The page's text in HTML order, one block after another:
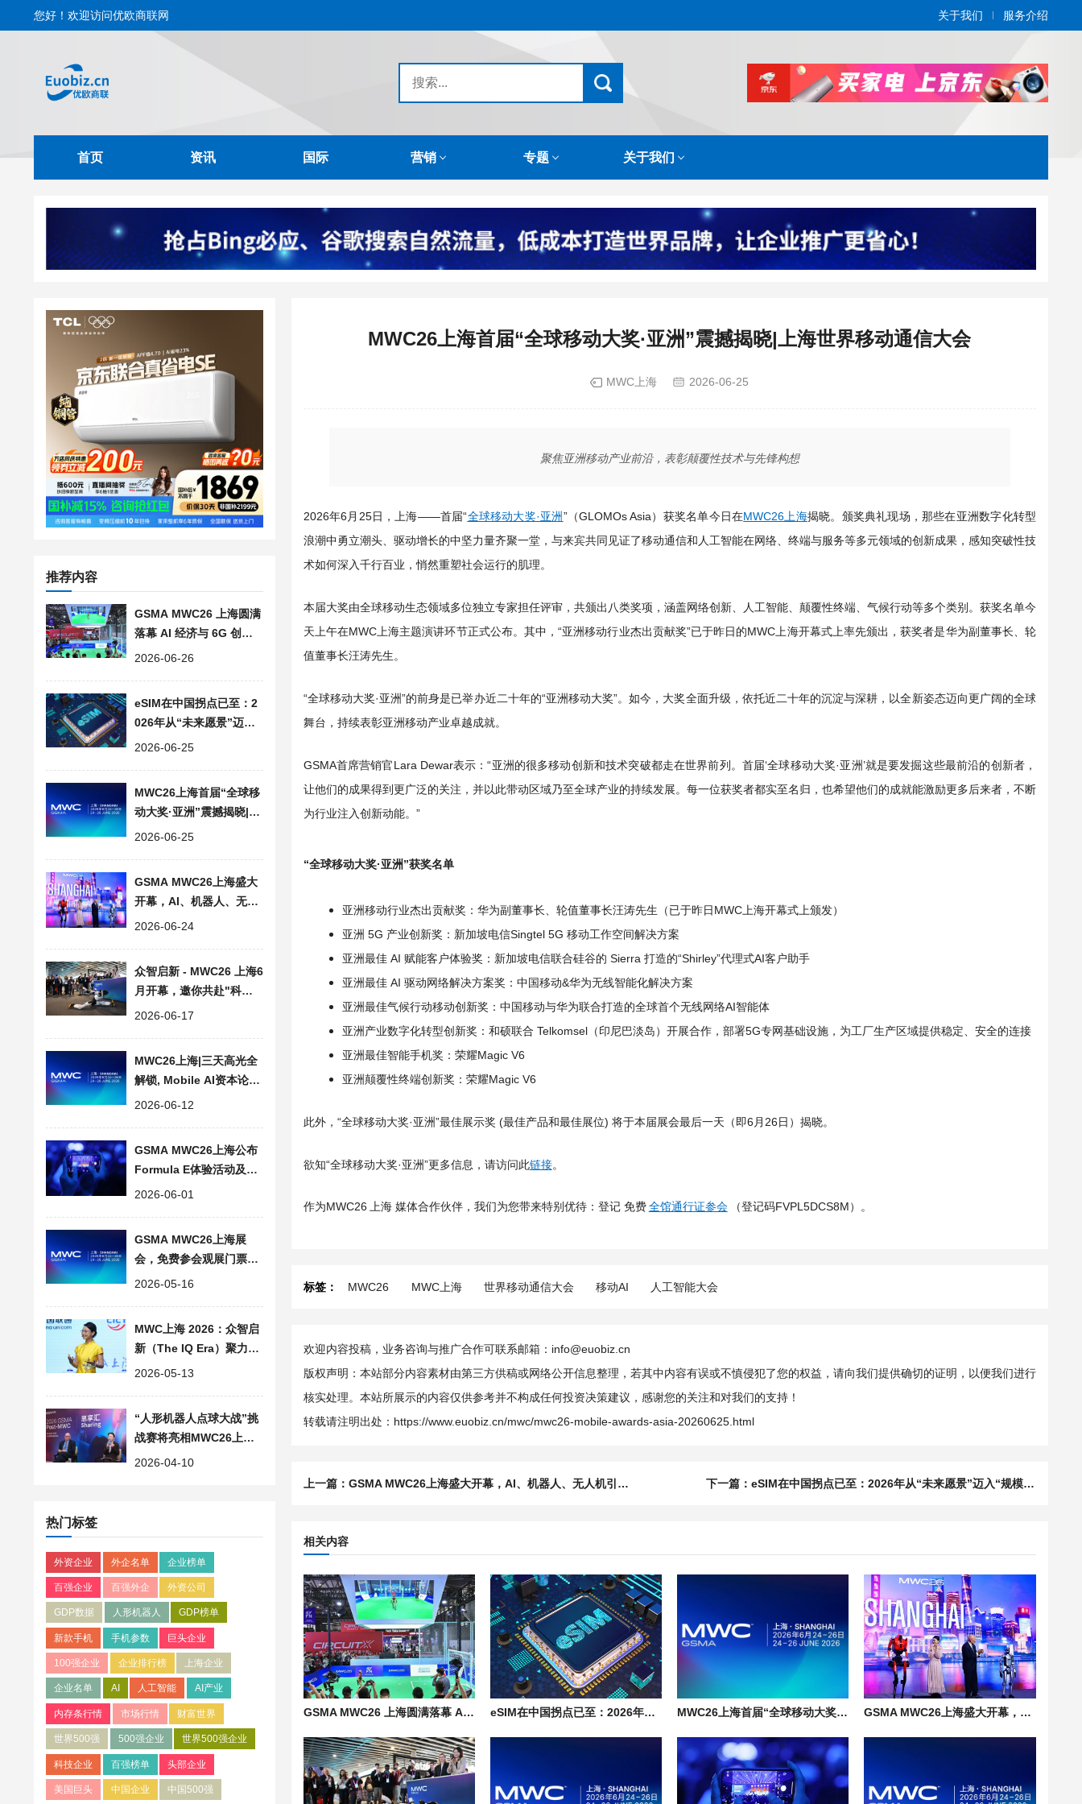
您好！欢迎访问优欧商联网 关于我们 服务介绍
首页 资讯 国际 营销 专题 关于我们
推荐内容
GSMA MWC26 上海圆满
落幕 AI 经济与 6G 创新
受到全球参会者瞩目
2026-06-26
eSIM在中国拐点已至：2
026年从“未来愿景”迈入
“规模落地”
2026-06-25
MWC26上海首届“全球移
动大奖·亚洲”震撼揭晓|上
海世界移动通信大会
2026-06-25
GSMA MWC26上海盛大
开幕，AI、机器人、无人
机引领创新浪潮
2026-06-24
众智启新 - MWC26 上海6
月开幕，邀你共赴"科技
嘉年华"
2026-06-17
MWC26上海|三天高光全
解锁, Mobile AI资本论坛
深度揭秘, 倒计时冲刺！
2026-06-12
GSMA MWC26上海公布
Formula E体验活动及全
球演讲嘉宾阵容
2026-06-01
GSMA MWC26上海展
会，免费参会观展门票登
记已开放，沉浸式体验6
2026-05-16
MWC上海 2026：众智启
新（The IQ Era）聚力产
业生态
2026-05-13
“人形机器人点球大战”挑
战赛将亮相MWC26上海,
5月31日前可报名参赛
2026-04-10
热门标签
外资企业 外企名单 企业榜单
百强企业 百强外企 外资公司
GDP数据 人形机器人 GDP榜单
新款手机 手机参数 巨头企业
100强企业 企业排行榜 上海企业
企业名单 AI 人工智能 AI产业
内存条行情 市场行情 财富世界
世界500强 500强企业 世界500强企业
科技企业 百强榜单 头部企业
美国巨头 中国企业 中国500强
MWC26上海首届“全球移动大奖·亚洲”震撼揭晓|上海世界移动通信大会
MWC上海 2026-06-25
聚焦亚洲移动产业前沿，表彰颠覆性技术与先锋构想
2026年6月25日，上海——首届“全球移动大奖·亚洲”（GLOMOs Asia）获奖名单今日在MWC26上海揭晓。颁奖典礼现场，那些在亚洲数字化转型
浪潮中勇立潮头、驱动增长的中坚力量齐聚一堂，与来宾共同见证了移动通信和人工智能在网络、终端与服务等多元领域的创新成果，感知突破性技
术如何深入千行百业，悄然重塑社会运行的肌理。
本届大奖由全球移动生态领域多位独立专家担任评审，共颁出八类奖项，涵盖网络创新、人工智能、颠覆性终端、气候行动等多个类别。获奖名单今
天上午在MWC上海主题演讲环节正式公布。其中，“亚洲移动行业杰出贡献奖”已于昨日的MWC上海开幕式上率先颁出，获奖者是华为副董事长、轮
值董事长汪涛先生。
“全球移动大奖·亚洲”的前身是已举办近二十年的“亚洲移动大奖”。如今，大奖全面升级，依托近二十年的沉淀与深耕，以全新姿态迈向更广阔的全球
舞台，持续表彰亚洲移动产业卓越成就。
GSMA首席营销官Lara Dewar表示：“亚洲的很多移动创新和技术突破都走在世界前列。首届‘全球移动大奖·亚洲’就是要发掘这些最前沿的创新者，
让他们的成果得到更广泛的关注，并以此带动区域乃至全球产业的持续发展。每一位获奖者都实至名归，也希望他们的成就能激励更多后来者，不断
为行业注入创新动能。”
“全球移动大奖·亚洲”获奖名单
亚洲移动行业杰出贡献奖：华为副董事长、轮值董事长汪涛先生（已于昨日MWC上海开幕式上颁发）
亚洲 5G 产业创新奖：新加坡电信Singtel 5G 移动工作空间解决方案
亚洲最佳 AI 赋能客户体验奖：新加坡电信联合硅谷的 Sierra 打造的“Shirley”代理式AI客户助手
亚洲最佳 AI 驱动网络解决方案奖：中国移动&华为无线智能化解决方案
亚洲最佳气候行动移动创新奖：中国移动与华为联合打造的全球首个无线网络AI智能体
亚洲产业数字化转型创新奖：和硕联合 Telkomsel（印尼巴淡岛）开展合作，部署5G专网基础设施，为工厂生产区域提供稳定、安全的连接
亚洲最佳智能手机奖：荣耀Magic V6
亚洲颠覆性终端创新奖：荣耀Magic V6
此外，“全球移动大奖·亚洲”最佳展示奖 (最佳产品和最佳展位) 将于本届展会最后一天（即6月26日）揭晓。
欲知“全球移动大奖·亚洲”更多信息，请访问此链接。
作为MWC26 上海 媒体合作伙伴，我们为您带来特别优待：登记 免费全馆通行证参会（登记码FVPL5DCS8M）。
标签： MWC26 MWC上海 世界移动通信大会 移动AI 人工智能大会
欢迎内容投稿，业务咨询与推广合作可联系邮箱：info@euobiz.cn
版权声明：本站部分内容素材由第三方供稿或网络公开信息整理，若其中内容有误或不慎侵犯了您的权益，请向我们提供确切的证明，以便我们进行
核实处理。本站所展示的内容仅供参考并不构成任何投资决策建议，感谢您的关注和对我们的支持！
转载请注明出处： https://www.euobiz.cn/mwc/mwc26-mobile-awards-asia-20260625.html
上一篇： GSMA MWC26上海盛大开幕，AI、机器人、无人机引领创新浪潮 下一篇：eSIM在中国拐点已至：2026年从“未来愿景”迈入“规模落地”
相关内容
GSMA MWC26 上海圆满落幕 AI 经济与 6G 创新受到全球参会者瞩目 eSIM在中国拐点已至：2026年从“未来愿景”迈入“规模落地” MWC26上海首届“全球移动大奖·亚洲”震撼揭晓|上海世界移动通信大会 GSMA MWC26上海盛大开幕，AI、机器人、无人机引领创新浪潮